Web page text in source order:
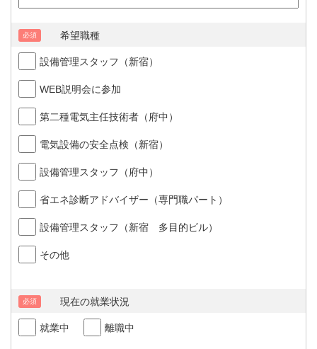
希望職種
必須
設備管理スタッフ（新宿）
WEB説明会に参加
第二種電気主任技術者（府中）
電気設備の安全点検（新宿）
設備管理スタッフ（府中）
省エネ診断アドバイザー（専門職パート）
設備管理スタッフ（新宿 多目的ビル）
その他
現在の就業状況
必須
就業中 離職中